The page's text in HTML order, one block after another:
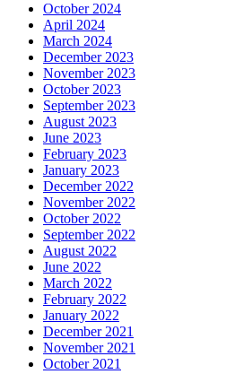
October 2024
April 2024
March 2024
December 2023
November 2023
October 2023
September 2023
August 2023
June 2023
February 2023
January 2023
December 2022
November 2022
October 2022
September 2022
August 2022
June 2022
March 2022
February 2022
January 2022
December 2021
November 2021
October 2021